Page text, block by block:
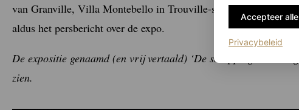
van Granville, Villa Montebello in Trouville-sur-Mer en het
aldus het persbericht over de expo.
De expositie genaamd (en vrij vertaald) ‘De schepping van een
zien.
Accepteer
Privacybeleid